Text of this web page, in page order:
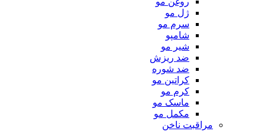
ژل مو
سرم مو
شامپو
شیر مو
ضد ریزش
ضد شوره
کراتین مو
کرم مو
ماسک مو
مکمل مو
مراقبت ناخن